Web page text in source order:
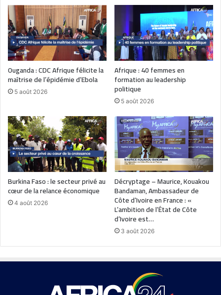
Ouganda : CDC Afrique félicite la
maîtrise de l’épidémie d’Ebola
5 août 2026
Afrique : 40 femmes en
formation au leadership
politique
5 août 2026
Burkina Faso : le secteur privé au
cœur de la relance économique
4 août 2026
Décryptage – Maurice, Kouakou
Bandaman, Ambassadeur de
Côte d’Ivoire en France : «
L’ambition de l’État de Côte
d’Ivoire est…
3 août 2026